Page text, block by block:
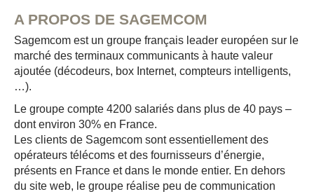
A PROPOS DE SAGEMCOM
Sagemcom est un groupe français leader européen sur le
marché des terminaux communicants à haute valeur
ajoutée (décodeurs, box Internet, compteurs intelligents,
…).
Le groupe compte 4200 salariés dans plus de 40 pays –
dont environ 30% en France.
Les clients de Sagemcom sont essentiellement des
opérateurs télécoms et des fournisseurs d’énergie,
présents en France et dans le monde entier. En dehors
du site web, le groupe réalise peu de communication